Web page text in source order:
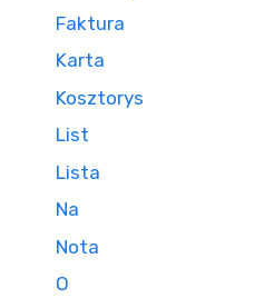
Faktura
Karta
Kosztorys
List
Lista
Na
Nota
O